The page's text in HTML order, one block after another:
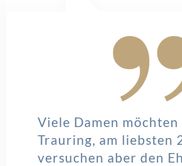
Der nächste YES-
Einzigartige Vorteile